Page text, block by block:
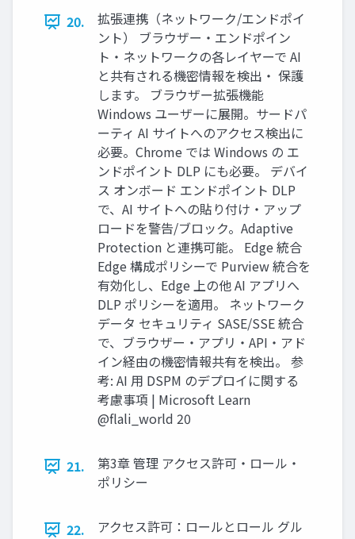
20.
拡張連携（ネットワーク/エンドポイ
ント） ブラウザー・エンドポイン
ト・ネットワークの各レイヤーで AI
と共有される機密情報を検出・ 保護
します。 ブラウザー拡張機能
Windows ユーザーに展開。サードパ
ーティ AI サイトへのアクセス検出に
必要。Chrome では Windows の エ
ンドポイント DLP にも必要。 デバイ
ス オンボード エンドポイント DLP
で、AI サイトへの貼り付け・アップ
ロードを警告/ブロック。Adaptive
Protection と連携可能。 Edge 統合
Edge 構成ポリシーで Purview 統合を
有効化し、Edge 上の他 AI アプリへ
DLP ポリシーを適用。 ネットワーク
データ セキュリティ SASE/SSE 統合
で、ブラウザー・アプリ・API・アド
イン経由の機密情報共有を検出。 参
考: AI 用 DSPM のデプロイに関する
考慮事項 | Microsoft Learn
@flali_world 20
21.
第3章 管理 アクセス許可・ロール・
ポリシー
22.
アクセス許可：ロールとロール グル